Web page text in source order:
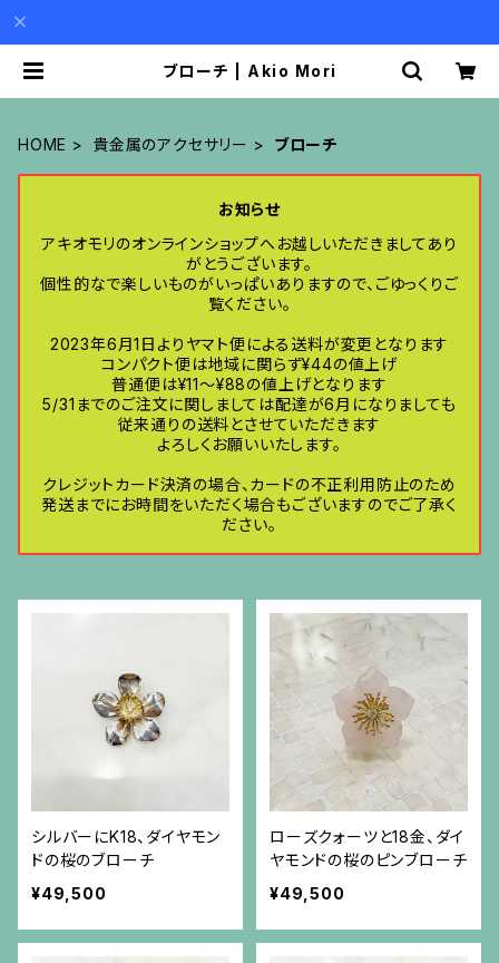
ブローチ | Akio Mori
HOME 貴金属のアクセサリー ブローチ
お知らせ
アキオモリのオンラインショップへお越しいただきましてあり
がとうございます。
個性的なで楽しいものがいっぱいありますので、ごゆっくりご
覧ください。
2023年6月1日よりヤマト便による送料が変更となります
コンパクト便は地域に関らず¥44の値上げ
普通便は¥11〜¥88の値上げとなります
5/31までのご注文に関しましては配達が6月になりましても
従来通りの送料とさせていただきます
よろしくお願いいたします。
クレジットカード決済の場合、カードの不正利用防止のため
発送までにお時間をいただく場合もございますのでご了承く
ださい。
シルバーにK18、ダイヤモン
ドの桜のブローチ
¥49,500
ローズクォーツと18金、ダイ
ヤモンドの桜のピンブローチ
¥49,500